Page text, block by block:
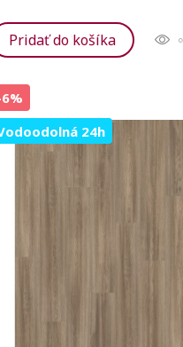
Pridať do košíka
24h